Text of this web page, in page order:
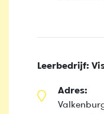
Leerbedrijf:
Adres: